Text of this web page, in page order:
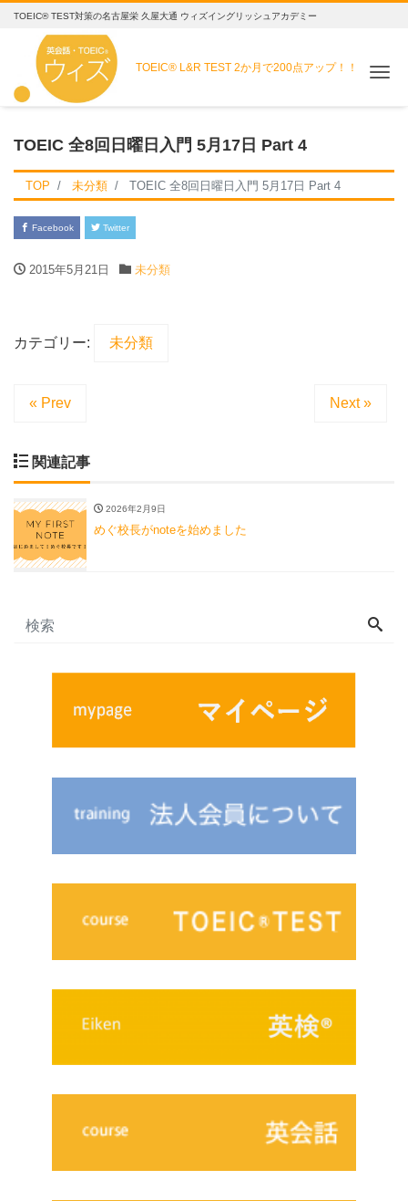
TOEIC® TEST対策の名古屋栄 久屋大通 ウィズイングリッシュアカデミー
TOEIC® L&R TEST2か月で200点アップ！！
TOEIC 全8回日曜日入門 5月17日 Part 4
TOP 未分類 TOEIC 全8回日曜日入門 5月17日 Part 4
Facebook Twitter
2015年5月21日 未分類
カテゴリー: 未分類
« Prev Next »
関連記事
2026年2月9日
めぐ校長がnoteを始めました